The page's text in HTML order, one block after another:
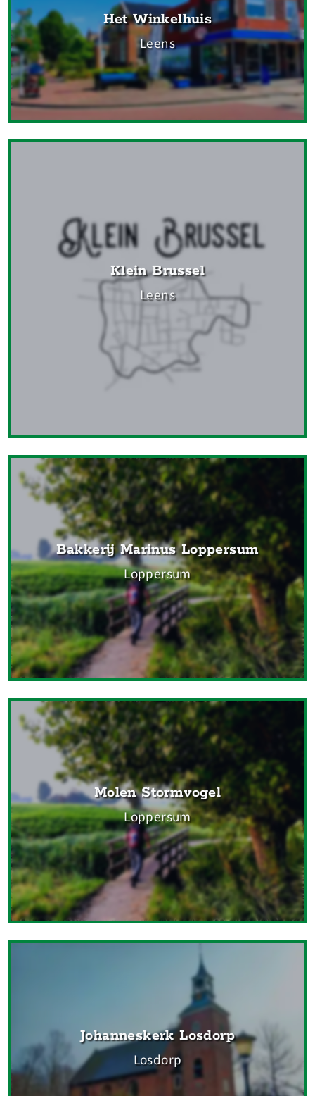
Het Winkelhuis
Leens
Klein Brussel
Leens
Bakkerij Marinus Loppersum
Loppersum
Molen Stormvogel
Loppersum
Johanneskerk Losdorp
Losdorp